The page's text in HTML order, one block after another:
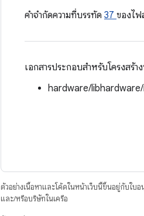
คําจํากัดความที่บรรทัด 37 ของไ
เอกสารประกอบสำหรับโครงสร้
hardware/
ตัวอย่างเนื้อหาและโค้ดในหน้าเว็บนี้ขึ้นอยู่กับใบ
และ/หรือบริษัทในเครือ